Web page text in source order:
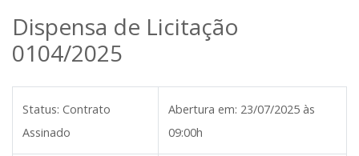
Dispensa de Licitação
0104/2025
Status: Contrato
Assinado
Abertura em: 23/07/2025 às
09:00h